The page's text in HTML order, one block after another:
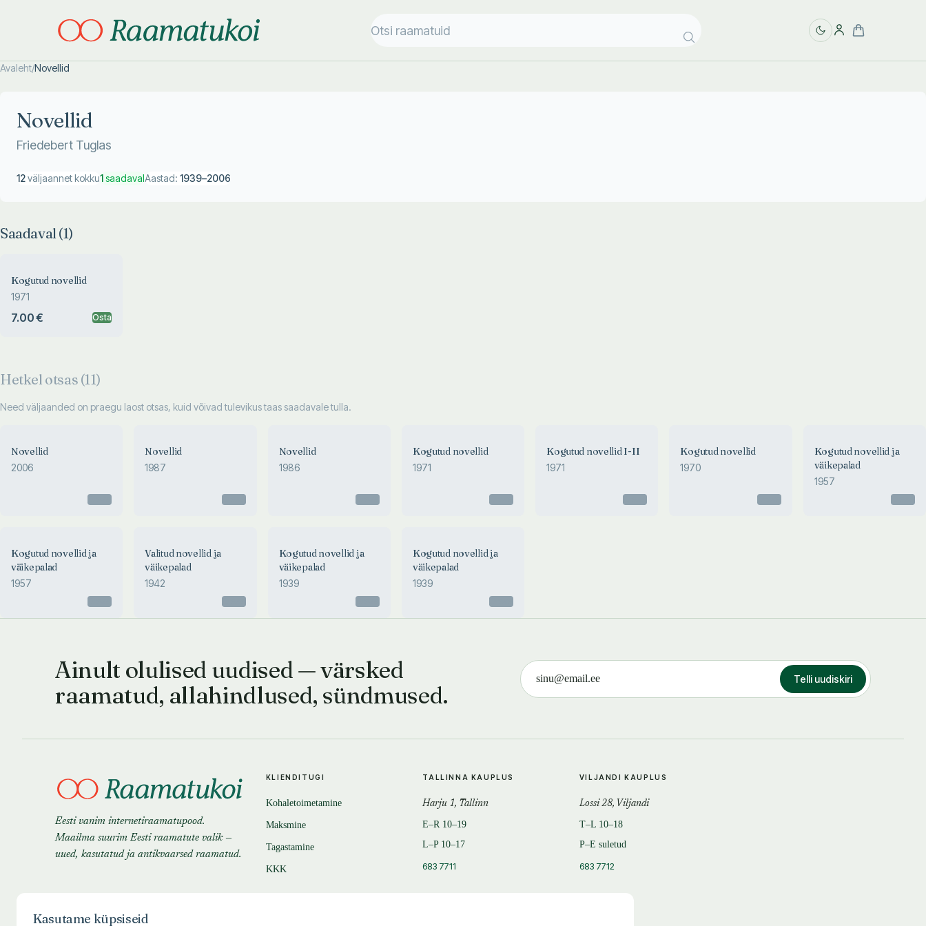
Avaleht/Novellid
Novellid
Friedebert Tuglas
12väljaannet kokku1saadavalAastad: 1939–2006
Saadaval (1)
Kogutud novellid
1971
7.00 € Osta
Hetkel otsas (11)
Need väljaanded on praegu laost otsas, kuid võivad tulevikus taas saadavale tulla.
Novellid
2006
Novellid
1987
Novellid
1986
Kogutud novellid
1971
Kogutud novellid I-II
1971
Kogutud novellid
1970
Kogutud novellid ja
väikepalad
1957
Kogutud novellid ja
väikepalad
1957
Valitud novellid ja
väikepalad
1942
Kogutud novellid ja
väikepalad
1939
Kogutud novellid ja
väikepalad
1939
Ainult olulised uudised — värsked
raamatud, allahindlused, sündmused.
Telli uudiskiri
Eesti vanim internetiraamatupood.
Maailma suurim Eesti raamatute valik —
uued, kasutatud ja antikvaarsed raamatud.
KLIENDITUGI
Kohaletoimetamine
Maksmine
Tagastamine
KKK
TALLINNA KAUPLUS
Harju 1, Tallinn
E–R 10–19
L–P 10–17
683 7711
VILJANDI KAUPLUS
Lossi 28, Viljandi
T–L 10–18
P–E suletud
683 7712
Kasutame küpsiseid